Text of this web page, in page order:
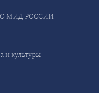
МИД РОССИИ
и культуры